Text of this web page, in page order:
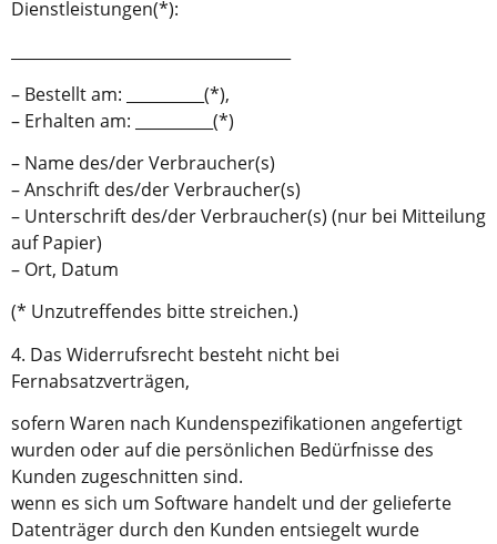
Dienstleistungen(*):
– Bestellt am: __________(*),
– Erhalten am: __________(*)
– Name des/der Verbraucher(s)
– Anschrift des/der Verbraucher(s)
– Unterschrift des/der Verbraucher(s) (nur bei Mitteilung
auf Papier)
– Ort, Datum
(* Unzutreffendes bitte streichen.)
4. Das Widerrufsrecht besteht nicht bei
Fernabsatzverträgen,
sofern Waren nach Kundenspezifikationen angefertigt
wurden oder auf die persönlichen Bedürfnisse des
Kunden zugeschnitten sind.
wenn es sich um Software handelt und der gelieferte
Datenträger durch den Kunden entsiegelt wurde